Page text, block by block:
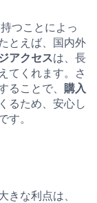
つことによっ
とえば、国内外
アクセスは、長
てくれます。さ
ることで、 購入
るため、安心し
す。
きな利点は、